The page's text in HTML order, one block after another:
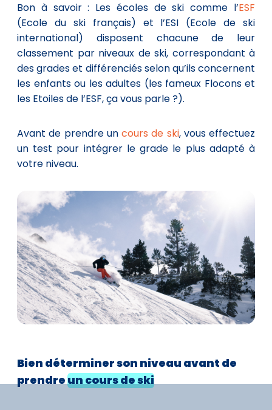
Bon à savoir : Les écoles de ski comme l’ESF
(Ecole du ski français) et l’ESI (Ecole de ski
international) disposent chacune de leur
classement par niveaux de ski, correspondant à
des grades et différenciés selon qu’ils concernent
les enfants ou les adultes (les fameux Flocons et
les Etoiles de l’ESF, ça vous parle ?).
Avant de prendre un cours de ski, vous effectuez
un test pour intégrer le grade le plus adapté à
votre niveau.
Bien déterminer son niveau avant de
prendreun cours de ski